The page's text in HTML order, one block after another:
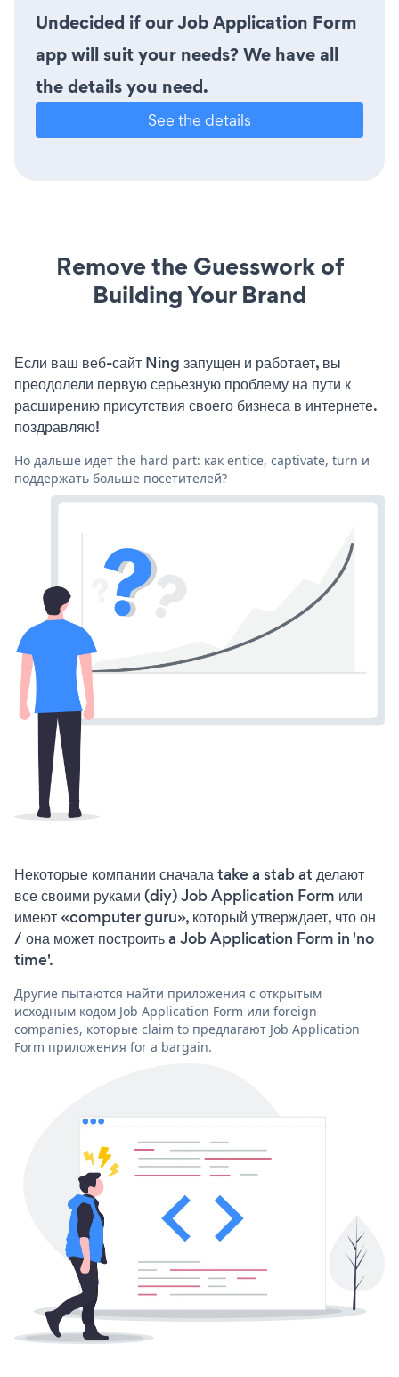
Undecided if our Job Application Form
app will suit your needs? We have all
the details you need.
See the details
Remove the Guesswork of
Building Your Brand
Если ваш веб-сайт Ning запущен и работает, вы
преодолели первую серьезную проблему на пути к
расширению присутствия своего бизнеса в интернете.
поздравляю!
Но дальше идет the hard part: как entice, captivate, turn и
поддержать больше посетителей?
Некоторые компании сначала take a stab at делают
все своими руками (diy) Job Application Form или
имеют «computer guru», который утверждает, что он
/ она может построить a Job Application Form in 'no
time'.
Другие пытаются найти приложения с открытым
исходным кодом Job Application Form или foreign
companies, которые claim to предлагают Job Application
Form приложения for a bargain.